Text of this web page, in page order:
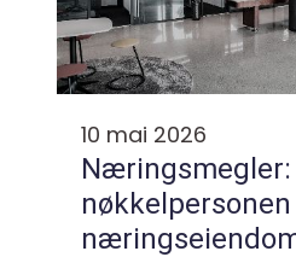
10 mai 2026
Næringsmegler: